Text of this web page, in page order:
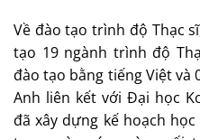
Về đào tạo trình độ Thạc
tạo 19 ngành trình độ
đào tạo bằng tiếng Việt và
Anh liên kết với Đại học
đã xây dựng kế hoạch